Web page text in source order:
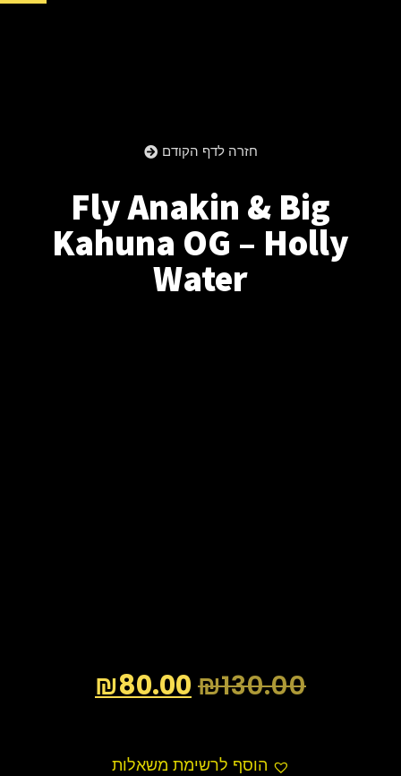
חזרה לדף הקודם
Fly Anakin & Big
Kahuna OG – Holly
Water
₪130.00
₪80.00
הוסף לרשימת משאלות